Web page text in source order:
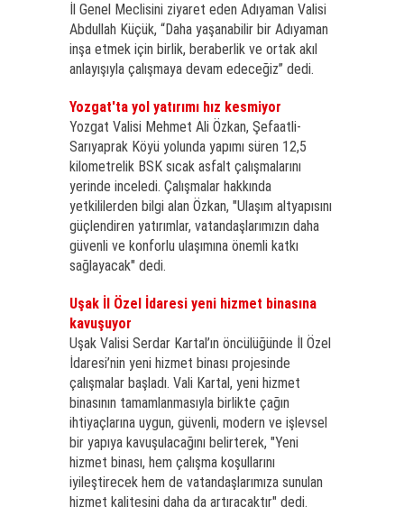
İl Genel Meclisini ziyaret eden Adıyaman Valisi
Abdullah Küçük, “Daha yaşanabilir bir Adıyaman
inşa etmek için birlik, beraberlik ve ortak akıl
anlayışıyla çalışmaya devam edeceğiz” dedi.
Yozgat'ta yol yatırımı hız kesmiyor
Yozgat Valisi Mehmet Ali Özkan, Şefaatli-
Sarıyaprak Köyü yolunda yapımı süren 12,5
kilometrelik BSK sıcak asfalt çalışmalarını
yerinde inceledi. Çalışmalar hakkında
yetkililerden bilgi alan Özkan, "Ulaşım altyapısını
güçlendiren yatırımlar, vatandaşlarımızın daha
güvenli ve konforlu ulaşımına önemli katkı
sağlayacak" dedi.
Uşak İl Özel İdaresi yeni hizmet binasına
kavuşuyor
Uşak Valisi Serdar Kartal’ın öncülüğünde İl Özel
İdaresi’nin yeni hizmet binası projesinde
çalışmalar başladı. Vali Kartal, yeni hizmet
binasının tamamlanmasıyla birlikte çağın
ihtiyaçlarına uygun, güvenli, modern ve işlevsel
bir yapıya kavuşulacağını belirterek, "Yeni
hizmet binası, hem çalışma koşullarını
iyileştirecek hem de vatandaşlarımıza sunulan
hizmet kalitesini daha da artıracaktır" dedi.